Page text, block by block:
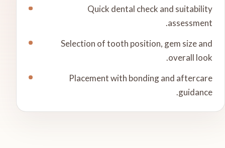
Quick dental check and suitability
assessment.
Selection of tooth position, gem size and
overall look.
Placement with bonding and aftercare
guidance.